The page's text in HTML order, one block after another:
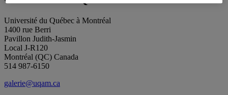
Université du Québec à Montréal
1400 rue Berri
Pavillon Judith-Jasmin
Local J-R120
Montréal (QC) Canada
514 987-6150
galerie@uqam.ca